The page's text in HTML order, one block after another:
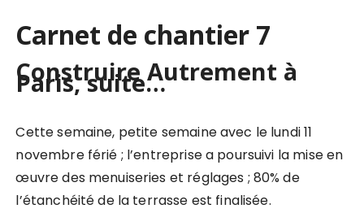
Carnet de chantier 7
Construire Autrement à
Paris, suite…
Cette semaine, petite semaine avec le lundi 11
novembre férié ; l’entreprise a poursuivi la mise en
œuvre des menuiseries et réglages ; 80% de
l’étanchéité de la terrasse est finalisée.